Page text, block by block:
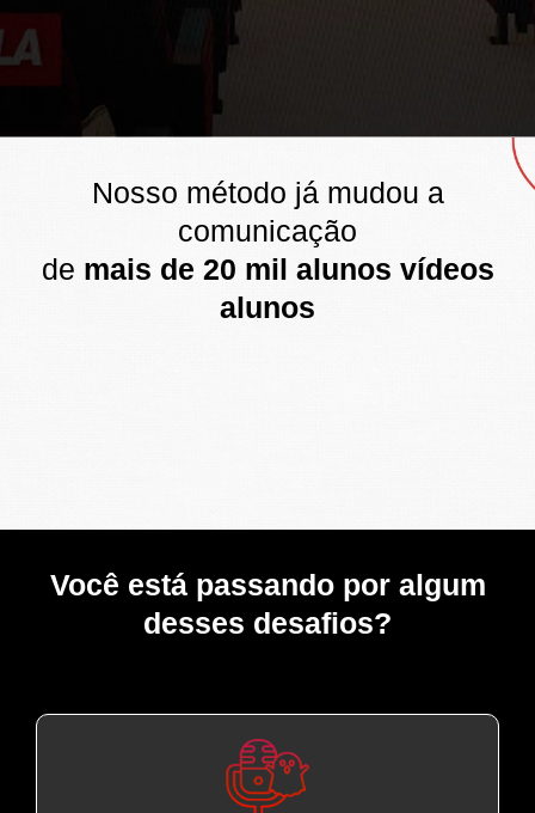
Nosso método já mudou a
comunicação
de mais de 20 mil alunos vídeos
alunos
Você está passando por algum
desses desafios?